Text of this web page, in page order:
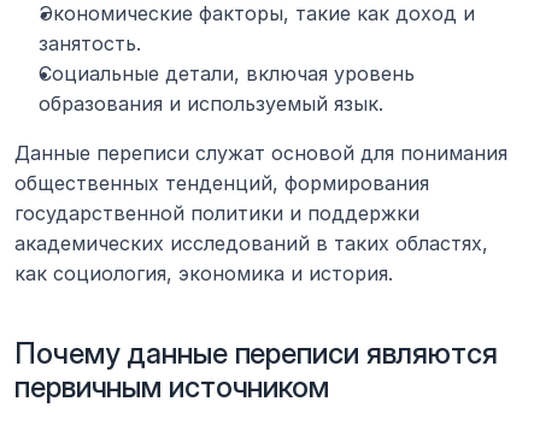
Экономические факторы, такие как доход и
занятость.
Социальные детали, включая уровень
образования и используемый язык.
Данные переписи служат основой для понимания
общественных тенденций, формирования
государственной политики и поддержки
академических исследований в таких областях,
как социология, экономика и история.
Почему данные переписи являются
первичным источником